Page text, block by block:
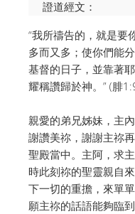
證道經文：
“我所禱告的，就是要
多而又多；使你們能
基督的日子，並靠著
耀稱讚歸於神。” (腓
親愛的弟兄姊妹，主
謝讚美祢，謝謝主祢
聖殿當中。主阿，求
時此刻祢的聖靈親自
下一切的重擔，來單
願主祢的話語能夠臨